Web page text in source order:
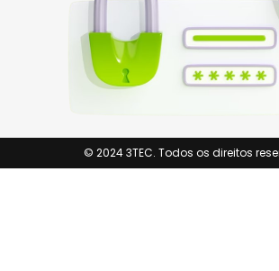
© 2024 3TEC. Todos os direitos